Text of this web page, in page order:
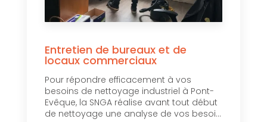
Entretien de bureaux et de
locaux commerciaux
Pour répondre efficacement à vos
besoins de nettoyage industriel à Pont-
Evêque, la SNGA réalise avant tout début
de nettoyage une analyse de vos besoi...